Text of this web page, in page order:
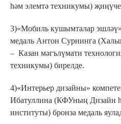
һәм элемтә техникумы)
3)«Мобиль кушымталар
медаль Антон Сурнинга
– Казан мәгълүмати
техникумы) бирелде.
4)«Интерьер дизайны»
Ибатуллина (КФУның Дизайн
институты) бронза медаль